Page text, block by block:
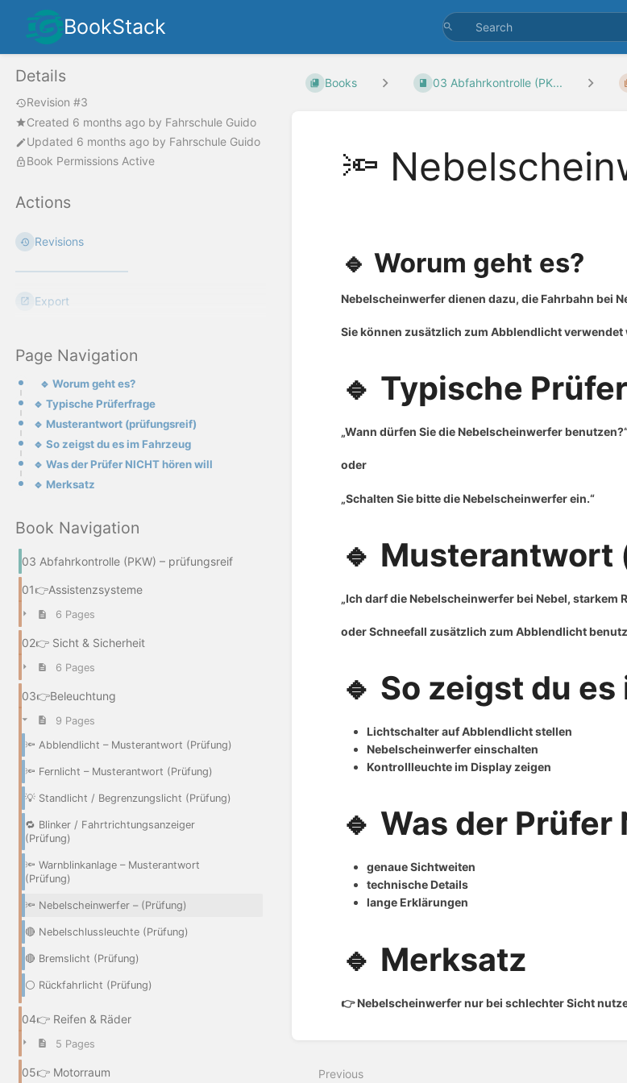
BookStack
Details
Revision #3
Created 6 months ago by Fahrschule Guido
Updated 6 months ago by Fahrschule Guido
Book Permissions Active
Actions
Revisions
Export
Page Navigation
🔹 Worum geht es?
🔹 Typische Prüferfrage
🔹 Musterantwort (prüfungsreif)
🔹 So zeigst du es im Fahrzeug
🔹 Was der Prüfer NICHT hören will
🔹 Merksatz
Book Navigation
03 Abfahrkontrolle (PKW) – prüfungsreif
01👉Assistenzsysteme
6 Pages
02👉 Sicht & Sicherheit
6 Pages
03👉Beleuchtung
9 Pages
🔦 Abblendlicht – Musterantwort (Prüfung)
🔦 Fernlicht – Musterantwort (Prüfung)
💡 Standlicht / Begrenzungslicht (Prüfung)
🔁 Blinker / Fahrtrichtungsanzeiger
(Prüfung)
🔦 Warnblinkanlage – Musterantwort
(Prüfung)
🔦 Nebelscheinwerfer – (Prüfung)
🔴 Nebelschlussleuchte (Prüfung)
🔴 Bremslicht (Prüfung)
⚪ Rückfahrlicht (Prüfung)
04👉 Reifen & Räder
5 Pages
05👉 Motorraum
Books 03 Abfahrkontrolle (PK...
🔦
🔹 Worum geht es?
Nebelscheinwerfer dienen dazu,die Fahrbahn bei
Sie können zusätzlich zum Abblendlichtverwendet
🔹 Typische
„Wann dürfen Sie die Nebelscheinwerfer
oder
„Schalten Sie bitte die Nebelscheinwerfer ein.“
🔹
„Ich darf die Nebelscheinwerfer bei Nebel, starkem
oder Schneefall zusätzlich zum Abblendlicht
🔹 So zeigst du
Lichtschalter auf Abblendlicht stellen
Nebelscheinwerfer einschalten
Kontrollleuchte im Display zeigen
🔹 Was der
genaue Sichtweiten
technische Details
lange Erklärungen
🔹 Merksatz
👉Nebelscheinwerfer nur bei schlechter Sicht
mode
Previous